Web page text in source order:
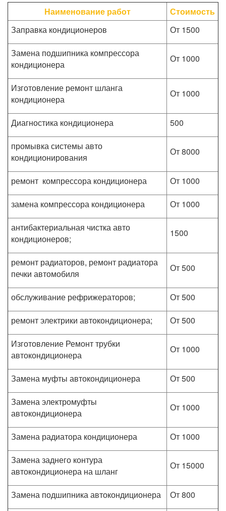
Наименование работ
Стоимость
Заправка кондиционеров
От 1500
Замена подшипника компрессора
кондиционера
От 1000
Изготовление ремонт шланга
кондиционера
От 1000
Диагностика кондиционера
500
промывка системы авто
кондиционирования
От 8000
ремонт компрессора кондиционера
От 1000
замена компрессора кондиционера
От 1000
антибактериальная чистка авто
кондиционеров;
1500
ремонт радиаторов, ремонт радиатора
печки автомобиля
От 500
обслуживание рефрижераторов;
От 500
ремонт электрики автокондиционера;
От 500
Изготовление Ремонт трубки
автокондиционера
От 1000
Замена муфты автокондиционера
От 500
Замена электромуфты
автокондиционера
От 1000
Замена радиатора кондиционера
От 1000
Замена заднего контура
автокондиционера на шланг
От 15000
Замена подшипника автокондиционера
От 800